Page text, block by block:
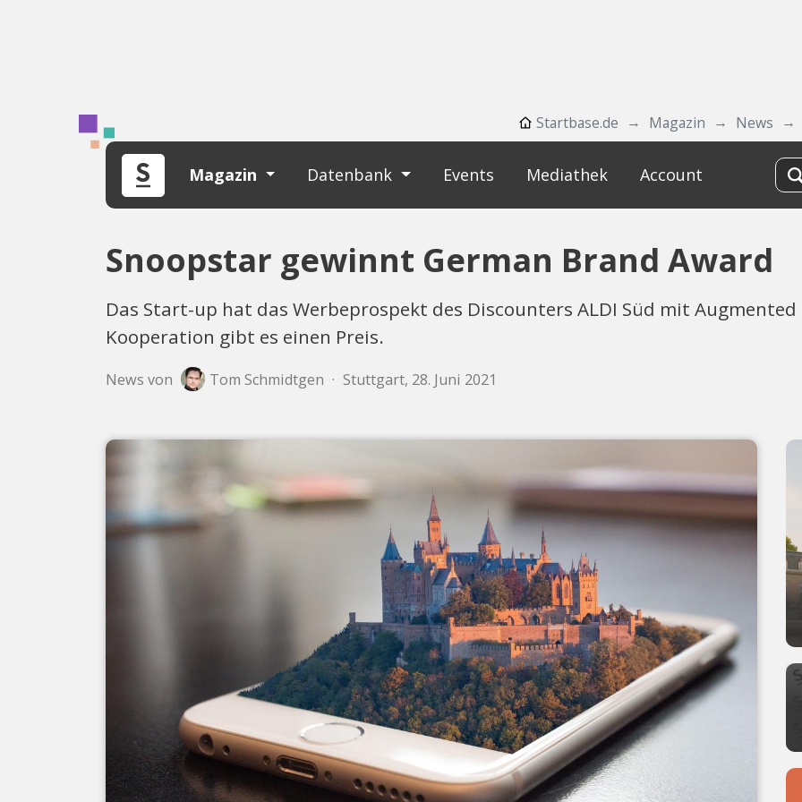
Startbase.de Magazin News
Magazin Datenbank Events Mediathek Account
Snoopstar gewinnt German Brand Award
Das Start-up hat das Werbeprospekt des Discounters ALDI Süd mit
Kooperation gibt es einen Preis.
News von Tom Schmidtgen · Stuttgart, 28. Juni 2021